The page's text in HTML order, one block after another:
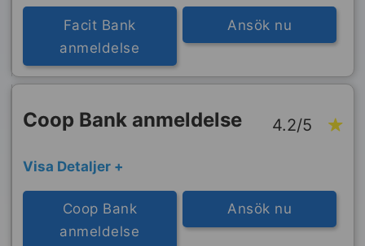
Facit Bank
anmeldelse
Ansök nu
Coop Bank anmeldelse 4.2/5
Visa Detaljer +
Coop Bank
anmeldelse
Ansök nu